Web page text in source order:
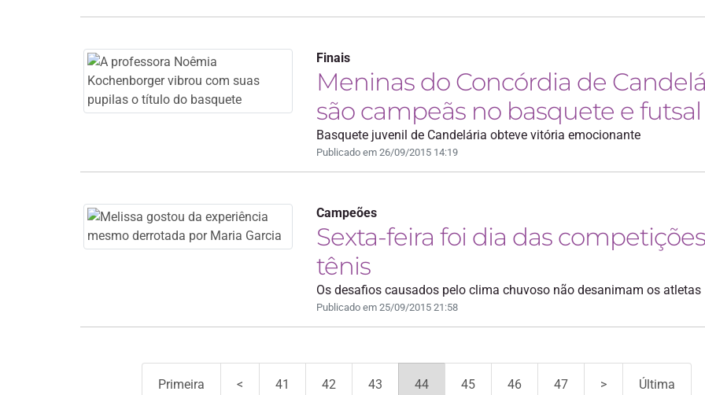
Finais
Meninas do Concórdia de
são campeãs no basquete e futsal
Basquete juvenil de Candelária obteve vitória emocionante
Publicado em 26/09/2015 14:19
Campeões
Sexta-feira foi dia das
tênis
Os desafios causados pelo clima chuvoso não desanimam os atletas
Publicado em 25/09/2015 21:58
Primeira < 41 42 43 44 45 46 47 > Última